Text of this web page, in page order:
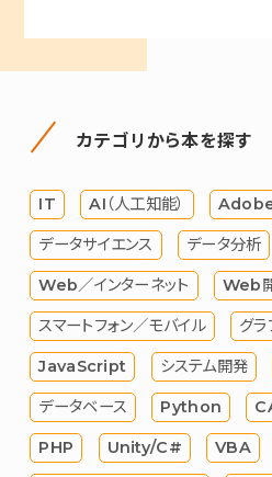
カテゴリから本を探す
IT AI（人工知能）
データサイエンス データ分析
Web／インターネット Web
スマートフォン／モバイル グラ
JavaScript システム開発
データベース Python
PHP Unity/C# VBA